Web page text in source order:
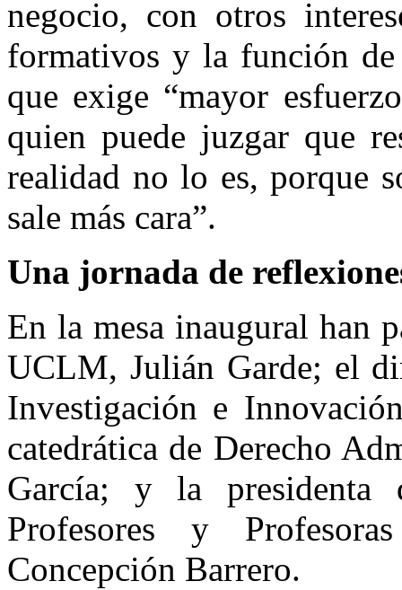
negocio, con otros
formativos y la función de
que exige “mayor
quien puede juzgar que
realidad no lo es, porque
sale más cara”.
Una jornada de
En la mesa inaugural han
UCLM, Julián Garde; el
Investigación e
catedrática de Derecho
García; y la presidenta
Profesores y
Concepción Barrero.